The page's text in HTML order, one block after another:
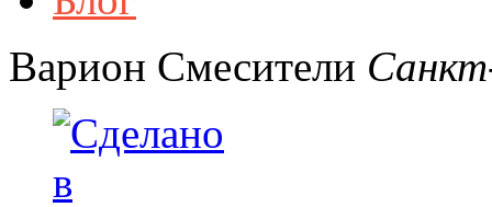
Варион Смесители